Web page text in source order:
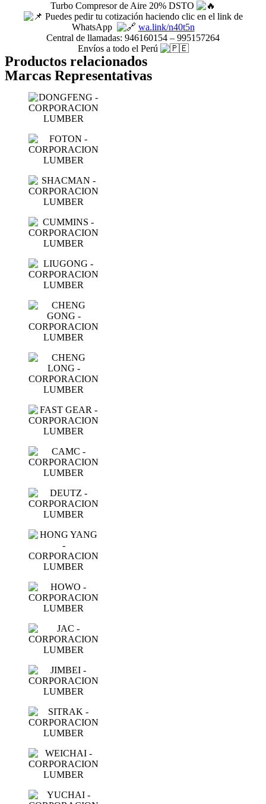
Turbo Compresor de Aire 20% DSTO
Puedes pedir tu cotización haciendo clic en el link de
WhatsApp
wa.link/n40t5n
Central de llamadas: 946160154 – 995157264
Envíos a todo el Perú
Productos relacionados
Marcas Representativas